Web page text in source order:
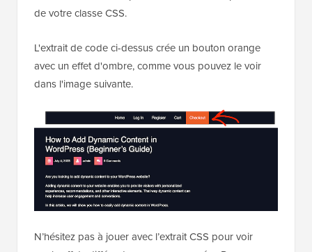
de votre classe CSS.
L'extrait de code ci-dessus crée un bouton orange
avec un effet d'ombre, comme vous pouvez le voir
dans l'image suivante.
N’hésitez pas à jouer avec l’extrait CSS pour voir